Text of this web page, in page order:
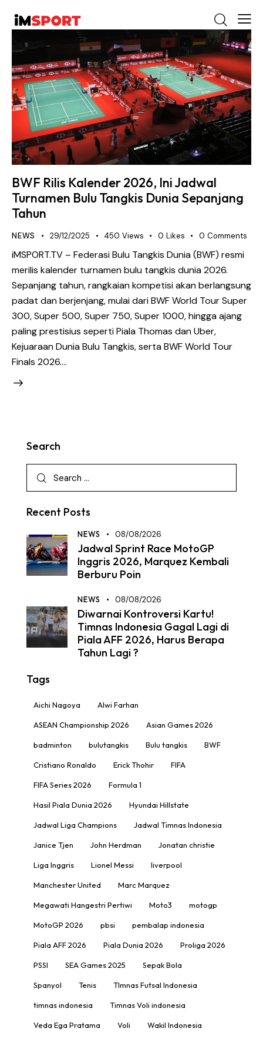
BWF Rilis Kalender 2026, Ini Jadwal
Turnamen Bulu Tangkis Dunia Sepanjang
Tahun
NEWS 29/12/2025 450 Views 0 Likes 0 Comments
iMSPORT.TV – Federasi Bulu Tangkis Dunia (BWF) resmi
merilis kalender turnamen bulu tangkis dunia 2026.
Sepanjang tahun, rangkaian kompetisi akan berlangsung
padat dan berjenjang, mulai dari BWF World Tour Super
300, Super 500, Super 750, Super 1000, hingga ajang
paling prestisius seperti Piala Thomas dan Uber,
Kejuaraan Dunia Bulu Tangkis, serta BWF World Tour
Finals 2026.…
Search
Recent Posts
NEWS 08/08/2026
Jadwal Sprint Race MotoGP
Inggris 2026, Marquez Kembali
Berburu Poin
NEWS 08/08/2026
Diwarnai Kontroversi Kartu!
Timnas Indonesia Gagal Lagi di
Piala AFF 2026, Harus Berapa
Tahun Lagi ?
Tags
Aichi Nagoya Alwi Farhan
ASEAN Championship 2026 Asian Games 2026
badminton bulutangkis Bulu tangkis BWF
Cristiano Ronaldo Erick Thohir FIFA
FIFA Series 2026 Formula 1
Hasil Piala Dunia 2026 Hyundai Hillstate
Jadwal Liga Champions Jadwal Timnas Indonesia
Janice Tjen John Herdman Jonatan christie
Liga Inggris Lionel Messi liverpool
Manchester United Marc Marquez
Megawati Hangestri Pertiwi Moto3 motogp
MotoGP 2026 pbsi pembalap indonesia
Piala AFF 2026 Piala Dunia 2026 Proliga 2026
PSSI SEA Games 2025 Sepak Bola
Spanyol Tenis TImnas Futsal Indonesia
timnas indonesia Timnas Voli indonesia
Veda Ega Pratama Voli Wakil Indonesia